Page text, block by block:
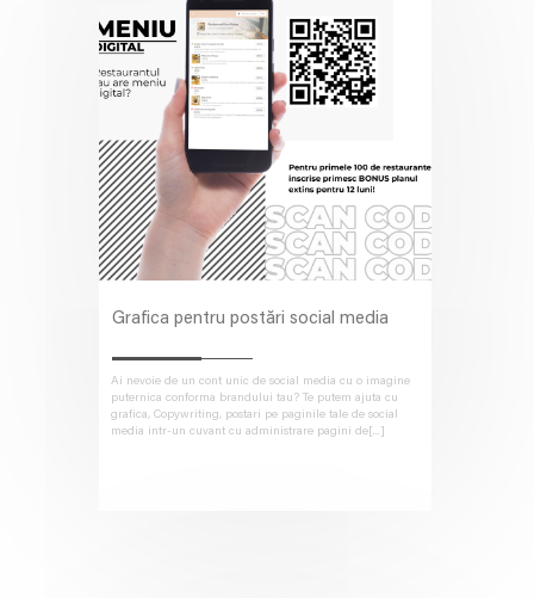
Grafica pentru postări social media
Ai nevoie de un cont unic de social media cu o imagine
puternica conforma brandului tau? Te putem ajuta cu
grafica, Copywriting, postari pe paginile tale de social
media intr-un cuvant cu administrare pagini de[...]